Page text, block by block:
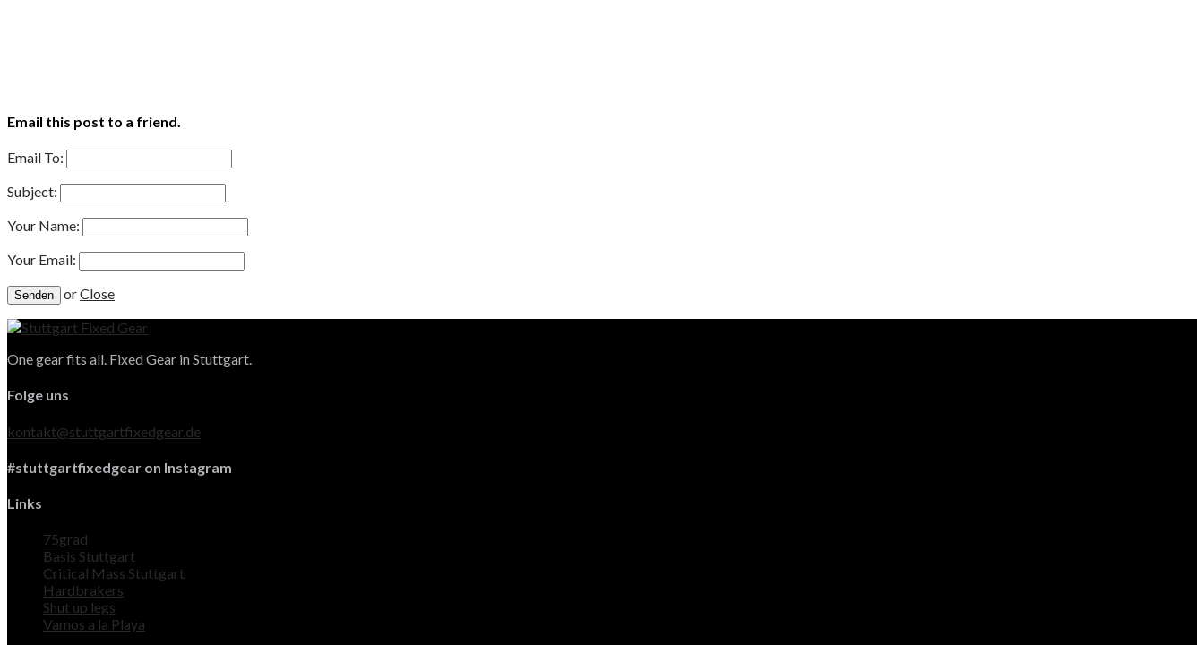
Email this post to a friend.
Email To:
Subject:
Your Name:
Your Email:
orClose
One gear fits all. Fixed Gear in Stuttgart.
Folge uns
kontakt@stuttgartfixedgear.de
#stuttgartfixedgear on Instagram
Links
75grad
Basis Stuttgart
Critical Mass Stuttgart
Hardbrakers
Shut up legs
Vamos a la Playa